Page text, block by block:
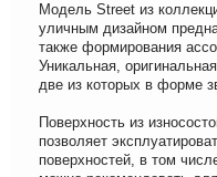
Модель Street из
уличным дизайном
также формирования
Уникальная,
две из которых в форме
Поверхность из
позволяет
поверхностей, в том